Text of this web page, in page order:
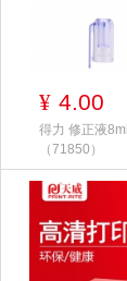
¥ 4.00
得力 修正液
（71850）